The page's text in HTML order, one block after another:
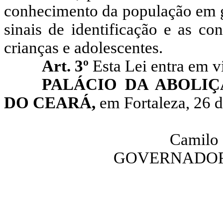
conhecimento da população em
sinais de identificação e as
crianças e adolescentes.
Art. 3º Esta Lei entra em
PALÁCIO DA
DO CEARÁ, em Fortaleza, 26
Camilo